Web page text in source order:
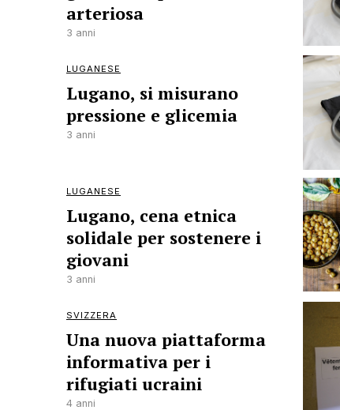
arteriosa
3 anni
LUGANESE
Lugano, si misurano
pressione e glicemia
3 anni
LUGANESE
Lugano, cena etnica
solidale per sostenere i
giovani
3 anni
SVIZZERA
Una nuova piattaforma
informativa per i
rifugiati ucraini
4 anni